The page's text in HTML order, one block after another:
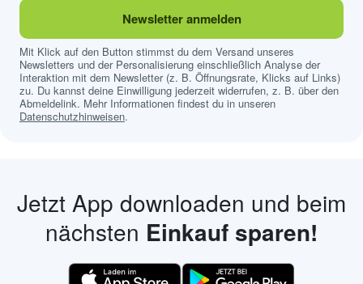
Newsletter anmelden
Mit Klick auf den Button stimmst du dem Versand unseres
Newsletters und der Personalisierung einschließlich Analyse der
Interaktion mit dem Newsletter (z. B. Öffnungsrate, Klicks auf Links)
zu. Du kannst deine Einwilligung jederzeit widerrufen, z. B. über den
Abmeldelink. Mehr Informationen findest du in unseren
Datenschutzhinweisen.
Jetzt App downloaden und beim
nächsten Einkauf sparen!